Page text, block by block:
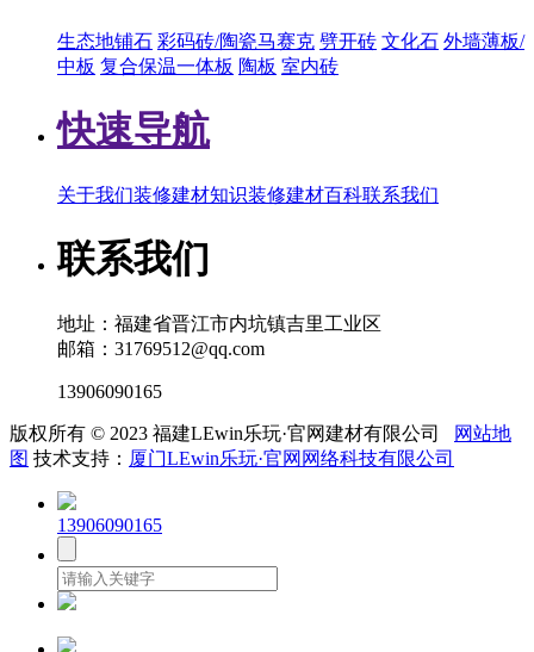
生态地铺石 彩码砖/陶瓷马赛克 劈开砖 文化石 外墙薄板/
中板 复合保温一体板 陶板 室内砖
快速导航
关于我们装修建材知识装修建材百科联系我们
联系我们
地址：福建省晋江市内坑镇吉里工业区
邮箱：31769512@qq.com
13906090165
版权所有 © 2023 福建LEwin乐玩·官网建材有限公司
网站地
图 技术支持： 厦门LEwin乐玩·官网网络科技有限公司
13906090165